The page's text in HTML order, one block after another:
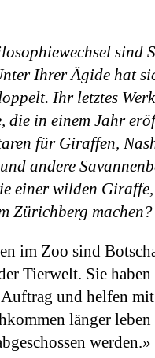
sind
Ihrer Ägide hat
Ihr letztes
die in einem Jahr
für Giraffen,
andere
einer wilden
Zürichberg machen?
im Zoo sind
Tierwelt. Sie haben
und helfen
länger
werden.»